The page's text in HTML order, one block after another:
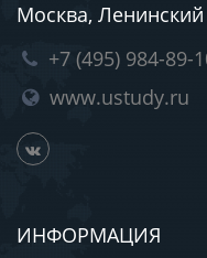
Москва, Ленинский
+7 (495) 984-89-
www.ustudy.ru
ИНФОРМАЦИЯ